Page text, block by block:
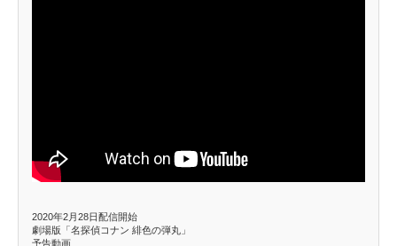
2020年2月28日配信開始
劇場版「名探偵コナン 緋色の弾丸」
予告動画